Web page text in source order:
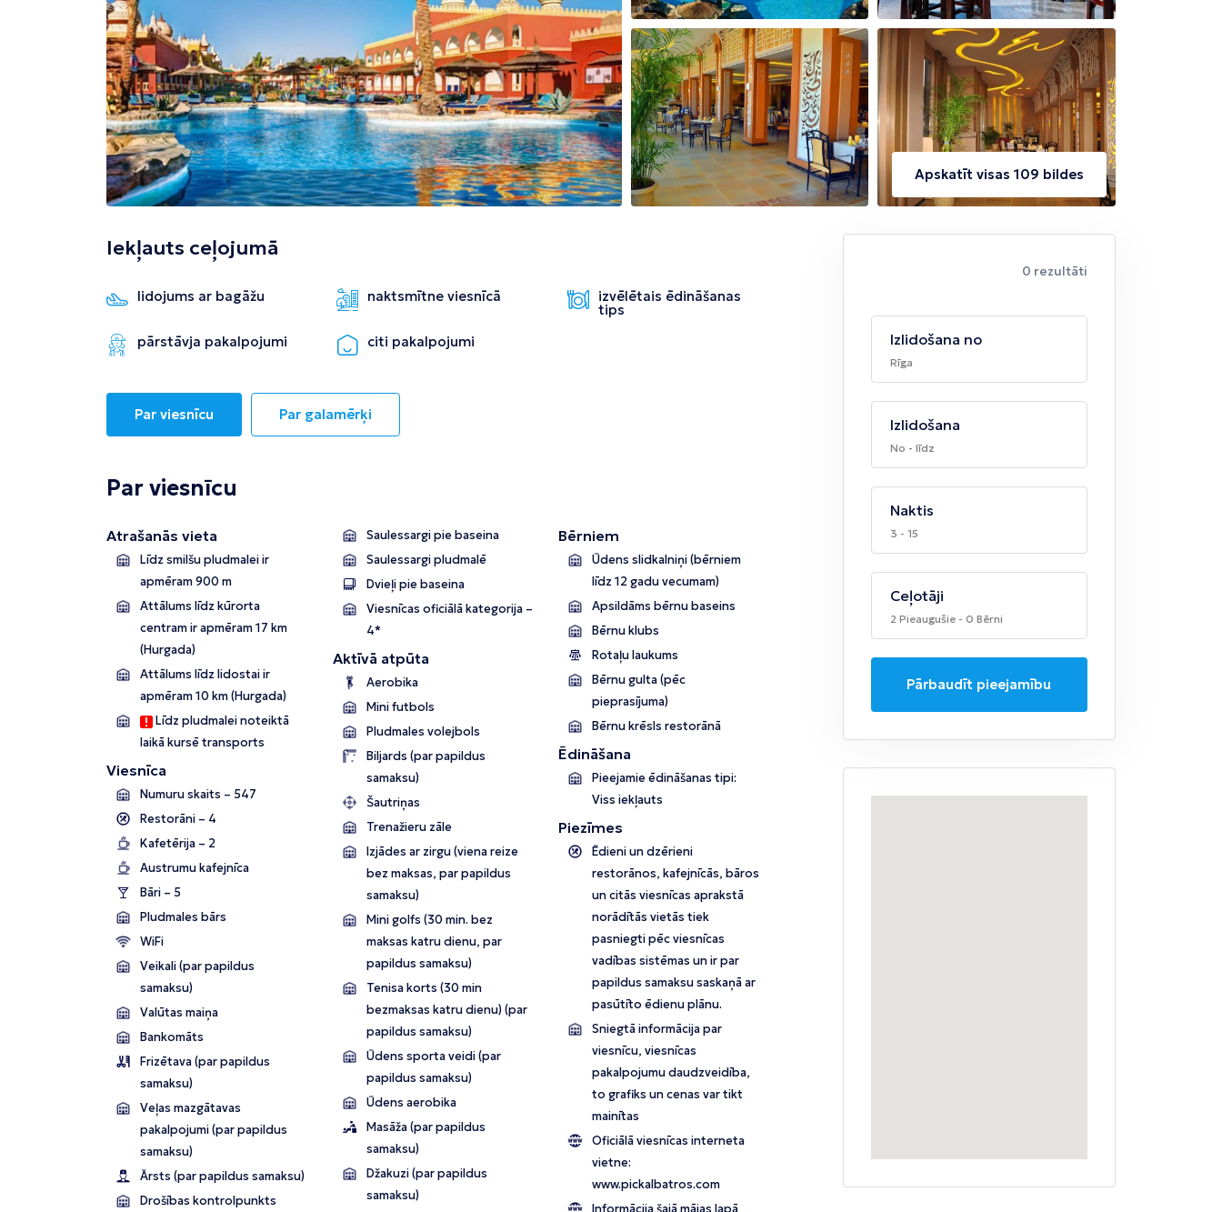
Tirāna
Apskatīt visas 109 bildes
Iekļauts ceļojumā
lidojums ar bagāžu naktsmītne viesnīcā izvēlētais ēdināšanas
tips
pārstāvja pakalpojumi
citi pakalpojumi
Par viesnīcu Par galamērķi
Par viesnīcu
Atrašanās vieta
Līdz smilšu pludmalei ir
apmēram 900 m
Attālums līdz kūrorta
centram ir apmēram 17 km
(Hurgada)
Attālums līdz lidostai ir
apmēram 10 km (Hurgada)
Līdz pludmalei noteiktā
laikā kursē transports
Viesnīca
Numuru skaits – 547
Restorāni – 4
Kafetērija – 2
Austrumu kafejnīca
Bāri – 5
Pludmales bārs
WiFi
Veikali (par papildus
samaksu)
Valūtas maiņa
Bankomāts
Frizētava (par papildus
samaksu)
Veļas mazgātavas
pakalpojumi (par papildus
samaksu)
Ārsts (par papildus samaksu)
Drošības kontrolpunkts
Saulessargi pie baseina
Saulessargi pludmalē
Dvieļi pie baseina
Viesnīcas oficiālā kategorija –
4*
Aktīvā atpūta
Aerobika
Mini futbols
Pludmales volejbols
Biljards (par papildus
samaksu)
Šautriņas
Trenažieru zāle
Izjādes ar zirgu (viena reize
bez maksas, par papildus
samaksu)
Mini golfs (30 min. bez
maksas katru dienu, par
papildus samaksu)
Tenisa korts (30 min
bezmaksas katru dienu)(par
papildus samaksu)
Ūdens sporta veidi (par
papildus samaksu)
Ūdens aerobika
Masāža (par papildus
samaksu)
Džakuzi (par papildus
samaksu)
Bērniem
Ūdens slidkalniņi (bērniem
līdz 12 gadu vecumam)
Apsildāms bērnu baseins
Bērnu klubs
Rotaļu laukums
Bērnu gulta (pēc
pieprasījuma)
Bērnu krēsls restorānā
Ēdināšana
Pieejamie ēdināšanas tipi:
Viss iekļauts
Piezīmes
Ēdieni un dzērieni
restorānos, kafejnīcās, bāros
un citās viesnīcas aprakstā
norādītās vietās tiek
pasniegti pēc viesnīcas
vadības sistēmas un ir par
papildus samaksu saskaņā ar
pasūtīto ēdienu plānu.
Sniegtā informācija par
viesnīcu, viesnīcas
pakalpojumu daudzveidība,
to grafiks un cenas var tikt
mainītas
Oficiālā viesnīcas interneta
vietne:
www.pickalbatros.com
0 rezultāti
Izlidošana no
Rīga
Izlidošana
No - līdz
Naktis
3 - 15
Ceļotāji
2 Pieaugušie - 0 Bērni
Pārbaudīt pieejamību